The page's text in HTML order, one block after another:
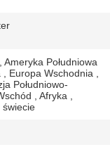
Ameryka Południowa
Europa Wschodnia ,
Południowo-
, Afryka ,
świecie